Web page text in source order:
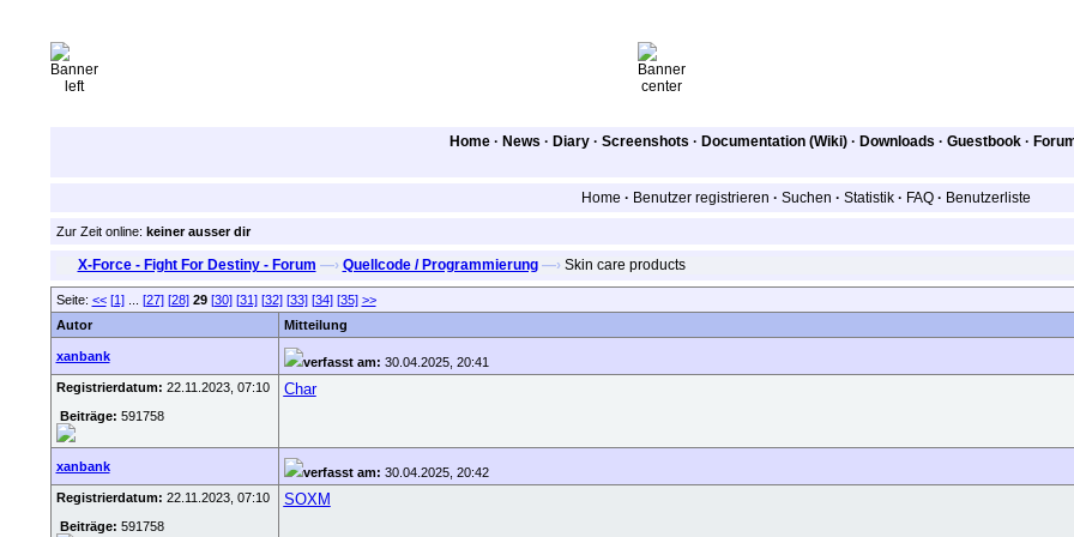
Home · News · Diary · Screenshots · Documentation (Wiki) · Downloads · Guestbook ·
Home · Benutzer registrieren · Suchen · Statistik · FAQ · Benutzerliste
Zur Zeit online: keiner ausser dir
X-Force - Fight For Destiny - Forum —› Quellcode / Programmierung —›Skin care products
Seite: << [1]... [27] [28] 29 [30] [31] [32] [33] [34] [35] >>
Autor
Mitteilung
xanbank verfasst am: 30.04.2025, 20:41
Registrierdatum: 22.11.2023, 07:10
Beiträge: 591758
Char
xanbank verfasst am: 30.04.2025, 20:42
Registrierdatum: 22.11.2023, 07:10
Beiträge: 591758
SOXM